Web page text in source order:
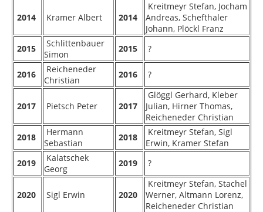
2014 Kramer Albert 2014
Kreitmeyr Stefan, Jocham
Andreas, Schefthaler
Johann, Plöckl Franz
2015
Schlittenbauer
Simon
2015 ?
2016
Reicheneder
Christian
2016 ?
2017 Pietsch Peter 2017
Glöggl Gerhard, Kleber
Julian, Hirner Thomas,
Reicheneder Christian
2018
Hermann
Sebastian
2018
Kreitmeyr Stefan, Sigl
Erwin, Kramer Stefan
2019
Kalatschek
Georg
2019 ?
2020 Sigl Erwin 2020
Kreitmeyr Stefan, Stachel
Werner, Altmann Lorenz,
Reicheneder Christian